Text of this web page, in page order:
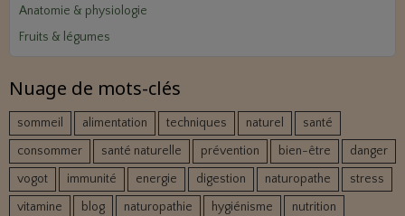
Anatomie & physiologie
Fruits & légumes
Nuage de mots-clés
sommeil alimentation techniques naturel
santé
consommer
santé naturelle prévention bien-être
danger
vogot
immunité energie digestion naturopathe
stress
vitamine
blog naturopathie hygiénisme
nutrition